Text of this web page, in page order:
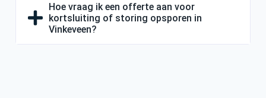
Hoe vraag ik een offerte aan voor
kortsluiting of storing opsporen in
Vinkeveen?